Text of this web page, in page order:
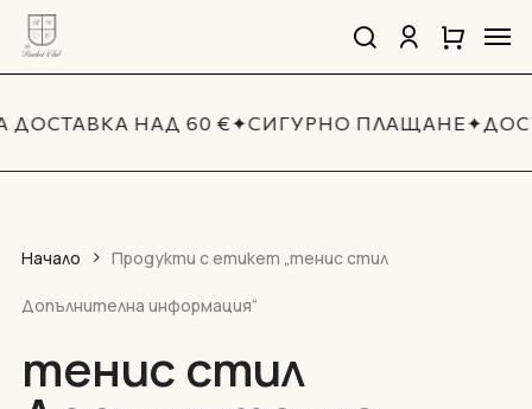
Skip
main
search account
Количка
Cart
ДОСТАВКА НАД 60 €✦СИГУРНО ПЛАЩАНЕ✦
Начало Продукти с етикет „тенис стил
Допълнителна информация“
тенис стил